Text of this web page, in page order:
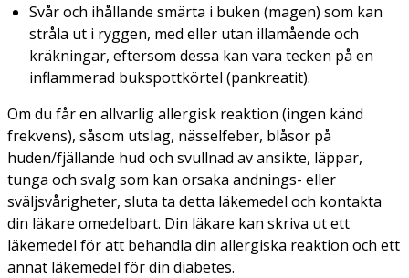
Svår och ihållande smärta i buken (magen) som kan
stråla ut i ryggen, med eller utan illamående och
kräkningar, eftersom dessa kan vara tecken på en
inflammerad bukspottkörtel (pankreatit).
Om du får en allvarlig allergisk reaktion (ingen känd
frekvens), såsom utslag, nässelfeber, blåsor på
huden/fjällande hud och svullnad av ansikte, läppar,
tunga och svalg som kan orsaka andnings- eller
sväljsvårigheter, sluta ta detta läkemedel och kontakta
din läkare omedelbart. Din läkare kan skriva ut ett
läkemedel för att behandla din allergiska reaktion och ett
annat läkemedel för din diabetes.